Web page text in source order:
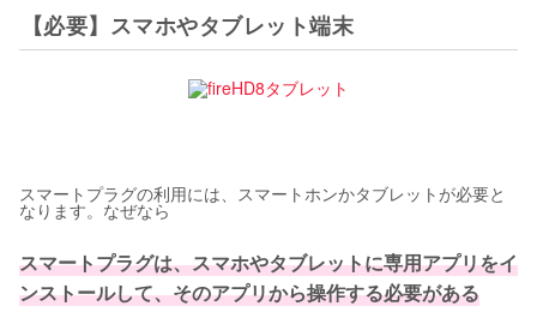
【必要】スマホやタブレット端末
スマートプラグの利用には、スマートホンかタブレットが必要と
なります。なぜなら
スマートプラグは、スマホやタブレットに専用アプリをイ
ンストールして、そのアプリから操作する必要がある